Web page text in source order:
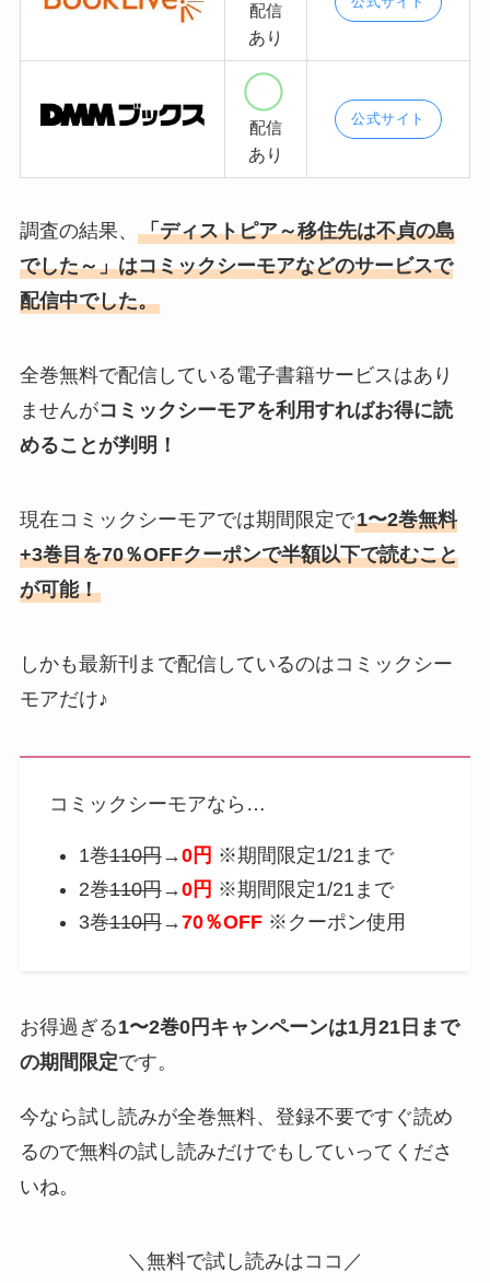
配信
あり
配信
あり
公式サイト
調査の結果、 「ディストピア～移住先は不貞の島
でした～」はコミックシーモアなどのサービスで
配信中でした。
全巻無料で配信している電子書籍サービスはあり
ませんがコミックシーモアを利用すればお得に読
めることが判明！
現在コミックシーモアでは期間限定で1〜2巻無料
+3巻目を70％OFFクーポンで半額以下で読むこと
が可能！
しかも最新刊まで配信しているのはコミックシー
モアだけ♪
コミックシーモアなら…
1巻110円→0円 ※期間限定1/21まで
2巻110円→0円 ※期間限定1/21まで
3巻110円→70％OFF※クーポン使用
お得過ぎる1〜2巻0円キャンペーンは1月21日まで
の期間限定です。
今なら試し読みが全巻無料、登録不要ですぐ読め
るので無料の試し読みだけでもしていってくださ
いね。
＼無料で試し読みはココ／